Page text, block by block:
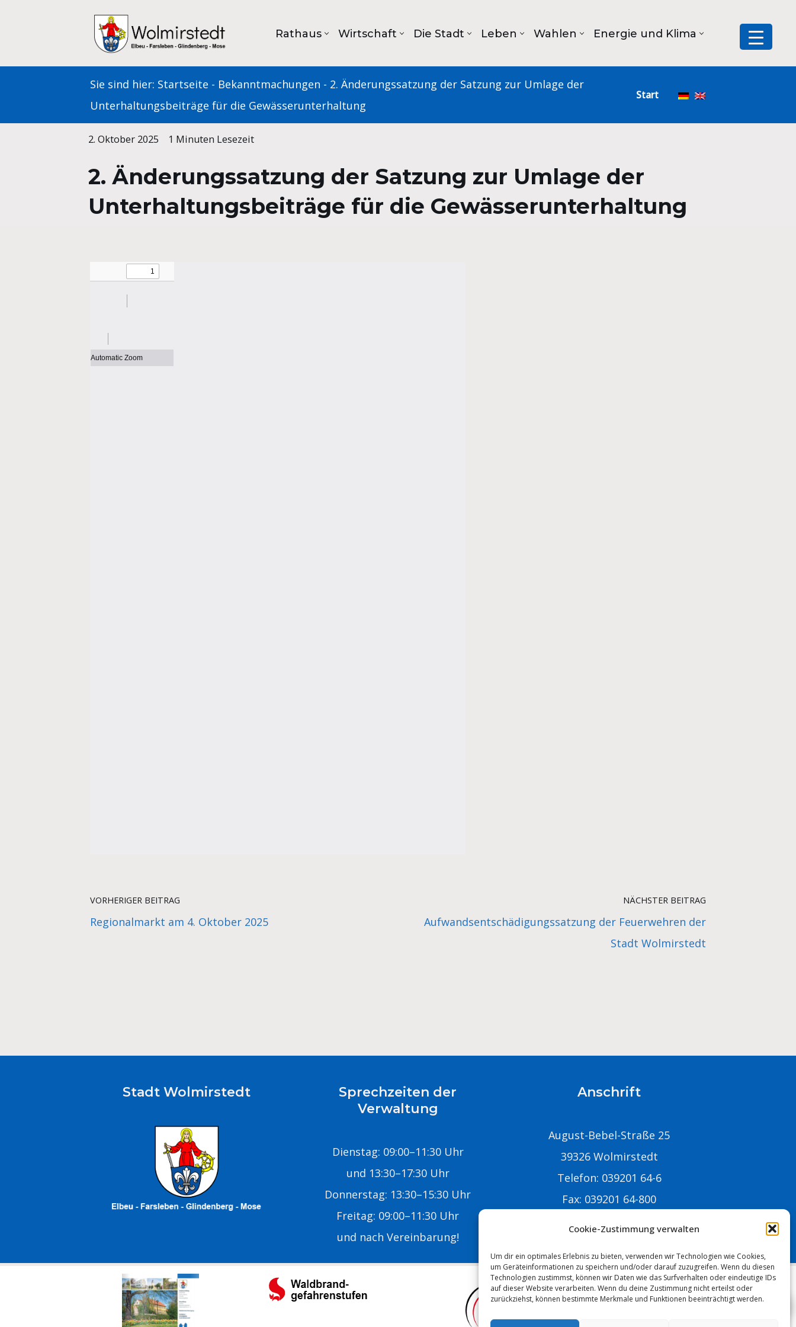
Cookie-Zustimmung verwalten
Um dir ein optimales Erlebnis zu bieten, verwenden wir Technologien wie Cookies,
um Geräteinformationen zu speichern und/oder darauf zuzugreifen. Wenn du diesen
Technologien zustimmst, können wir Daten wie das Surfverhalten oder eindeutige IDs
auf dieser Website verarbeiten. Wenn du deine Zustimmung nicht erteilst oder
zurückziehst, können bestimmte Merkmale und Funktionen beeinträchtigt werden.
Rathaus Wirtschaft Die Stadt Leben Wahlen Energie und Klima
Sie sind hier: Startseite - Bekanntmachungen - 2. Änderungssatzung der Satzung zur Umlage der
Unterhaltungsbeiträge für die Gewässerunterhaltung
Start
2. Oktober 2025 1 Minuten Lesezeit
2. Änderungssatzung der Satzung zur Umlage der
Unterhaltungsbeiträge für die Gewässerunterhaltung
VORHERIGER BEITRAG
Regionalmarkt am 4. Oktober 2025
NÄCHSTER BEITRAG
Aufwandsentschädigungssatzung der Feuerwehren der
Stadt Wolmirstedt
Stadt Wolmirstedt
Sprechzeiten der
Verwaltung
Dienstag: 09:00–11:30 Uhr
und 13:30–17:30 Uhr
Donnerstag: 13:30–15:30 Uhr
Freitag: 09:00–11:30 Uhr
und nach Vereinbarung!
Anschrift
August-Bebel-Straße 25
39326 Wolmirstedt
Telefon: 039201 64-6
Fax: 039201 64-800